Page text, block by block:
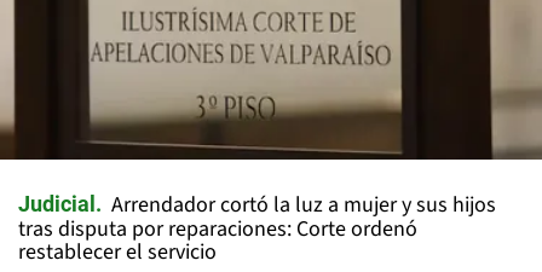
Judicial
Arrendador cortó la luz a mujer y sus hijos
tras disputa por reparaciones: Corte ordenó
restablecer el servicio